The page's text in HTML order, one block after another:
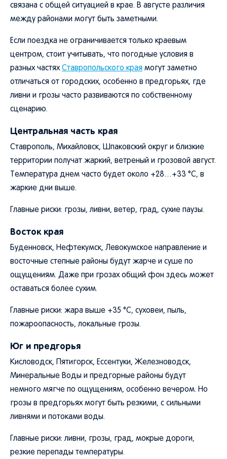
связана с общей ситуацией в крае. В августе различия
между районами могут быть заметными.
Если поездка не ограничивается только краевым
центром, стоит учитывать, что погодные условия в
разных частях Ставропольского края могут заметно
отличаться от городских, особенно в предгорьях, где
ливни и грозы часто развиваются по собственному
сценарию.
Центральная часть края
Ставрополь, Михайловск, Шпаковский округ и близкие
территории получат жаркий, ветреный и грозовой август.
Температура днем часто будет около +28…+33 °C, в
жаркие дни выше.
Главные риски: грозы, ливни, ветер, град, сухие паузы.
Восток края
Буденновск, Нефтекумск, Левокумское направление и
восточные степные районы будут жарче и суше по
ощущениям. Даже при грозах общий фон здесь может
оставаться более сухим.
Главные риски: жара выше +35 °C, суховеи, пыль,
пожароопасность, локальные грозы.
Юг и предгорья
Кисловодск, Пятигорск, Ессентуки, Железноводск,
Минеральные Воды и предгорные районы будут
немного мягче по ощущениям, особенно вечером. Но
грозы в предгорьях могут быть резкими, с сильными
ливнями и потоками воды.
Главные риски: ливни, грозы, град, мокрые дороги,
резкие перепады температуры.